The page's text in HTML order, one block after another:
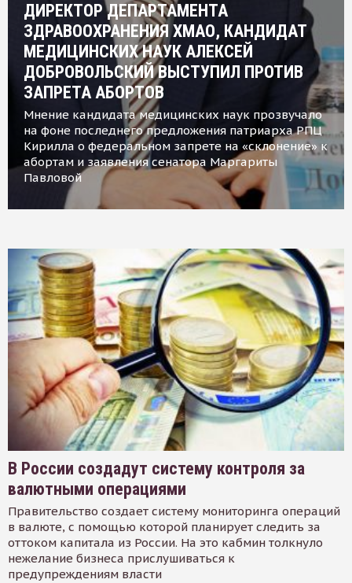
ДИРЕКТОР ДЕПАРТАМЕНТА
ЗДРАВООХРАНЕНИЯ ХМАО, КАНДИДАТ
МЕДИЦИНСКИХ НАУК АЛЕКСЕЙ
ДОБРОВОЛЬСКИЙ ВЫСТУПИЛ ПРОТИВ
ЗАПРЕТА АБОРТОВ
Мнение кандидата медицинских наук прозвучало
на фоне последнего предложения патриарха РПЦ
Кирилла о федеральном запрете на «склонение» к
абортам и заявления сенатора Маргариты
Павловой
В России создадут систему контроля за
валютными операциями
Правительство создает систему мониторинга операций
в валюте, с помощью которой планирует следить за
оттоком капитала из России. На это кабмин толкнуло
нежелание бизнеса прислушиваться к
предупреждениям власти